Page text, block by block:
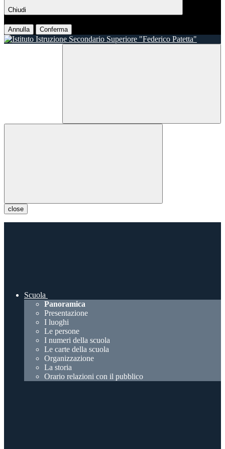
Chiudi
Annulla Conferma
close
Scuola
Panoramica
Presentazione
I luoghi
Le persone
I numeri della scuola
Le carte della scuola
Organizzazione
La storia
Orario relazioni con il pubblico